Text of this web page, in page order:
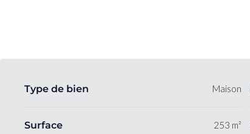
Type de bien Maison
Surface 253 m²